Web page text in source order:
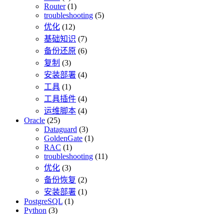
Router(1)
troubleshooting (5)
优化 (12)
基础知识 (7)
备份还原 (6)
复制 (3)
安装部署 (4)
工具 (1)
工具插件 (4)
运维脚本 (4)
Oracle (25)
Dataguard (3)
GoldenGate (1)
RAC (1)
troubleshooting (11)
优化 (3)
备份恢复 (2)
安装部署 (1)
PostgreSQL (1)
Python (3)